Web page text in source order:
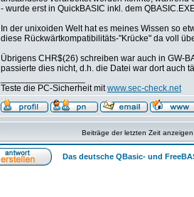
- wurde erst in QuickBASIC inkl. dem
In der unixoiden Welt hat es meines Wissen so
diese Rückwärtkompatibilitäts-"Krücke" da voll
Übrigens CHR$(26) schreiben war auch in GW-
passierte dies nicht, d.h. die Datei war dort auch
Teste die PC-Sicherheit mitwww.sec-check.net
Beiträge der letzten Zeit
Das deutsche QBasic- und